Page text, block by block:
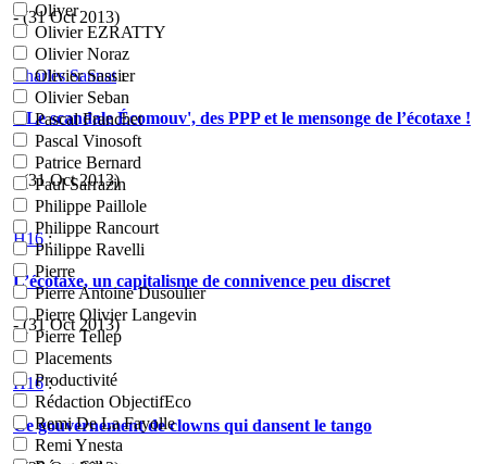
Oliver
Olivier EZRATTY
Olivier Noraz
Olivier Sassier
Olivier Seban
Pascal Franchet
Pascal Vinosoft
Patrice Bernard
Paul Sarrazin
Philippe Paillole
Philippe Rancourt
Philippe Ravelli
Pierre
Pierre Antoine Dusoulier
Pierre Olivier Langevin
Pierre Tellep
Placements
Productivité
Rédaction ObjectifEco
Remi De La Fayolle
Remi Ynesta
- (31 Oct 2013)
Charles Sannat:
« Le scandale Écomouv', des PPP et le mensonge de l’écotaxe !
»
- (31 Oct 2013)
H16:
L’écotaxe, un capitalisme de connivence peu discret
- (31 Oct 2013)
H16:
Ce gouvernement de clowns qui dansent le tango